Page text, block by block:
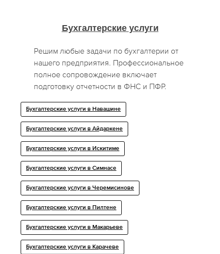
Бухгалтерские услуги
Решим любые задачи по бухгалтерии от
нашего предприятия. Профессиональное
полное сопровождение включает
подготовку отчетности в ФНС и ПФР.
Бухгалтерские услуги в Навашине
Бухгалтерские услуги в Айдаркене
Бухгалтерские услуги в Искитиме
Бухгалтерские услуги в Симнасе
Бухгалтерские услуги в Черемисинове
Бухгалтерские услуги в Пилтене
Бухгалтерские услуги в Макарьеве
Бухгалтерские услуги в Карачеве